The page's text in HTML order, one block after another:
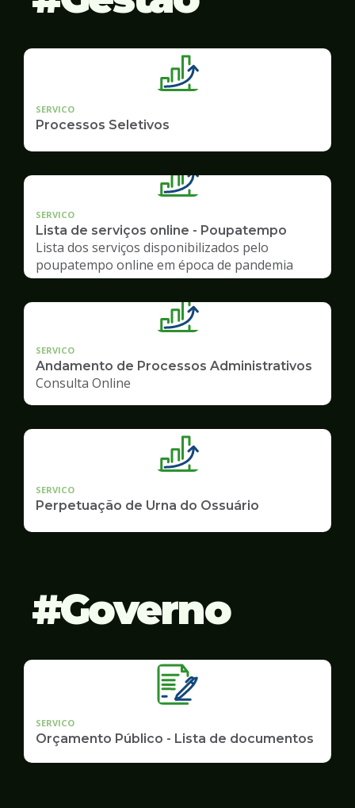
SERVICO
Processos Seletivos
SERVICO
Lista de serviços online - Poupatempo
Lista dos serviços disponibilizados pelo
poupatempo online em época de pandemia
SERVICO
Andamento de Processos Administrativos
Consulta Online
SERVICO
Perpetuação de Urna do Ossuário
Governo
SERVICO
Orçamento Público - Lista de documentos